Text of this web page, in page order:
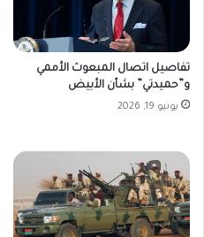
تفاصيل اتصال المبعوث الأممي
و”حميدتي” بشأن الأبيض
يونيو 19, 2026